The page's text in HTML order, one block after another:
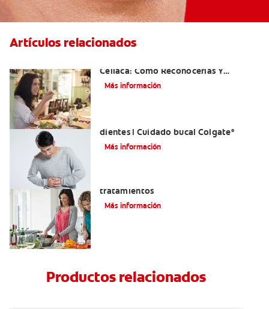
Artículos relacionados
Celíaca: Cómo Reconocerlas Y
Tratarlas
Más información
dientes | Cuidado bucal Colgate®
Más información
tratamientos
Más información
Productos relacionados